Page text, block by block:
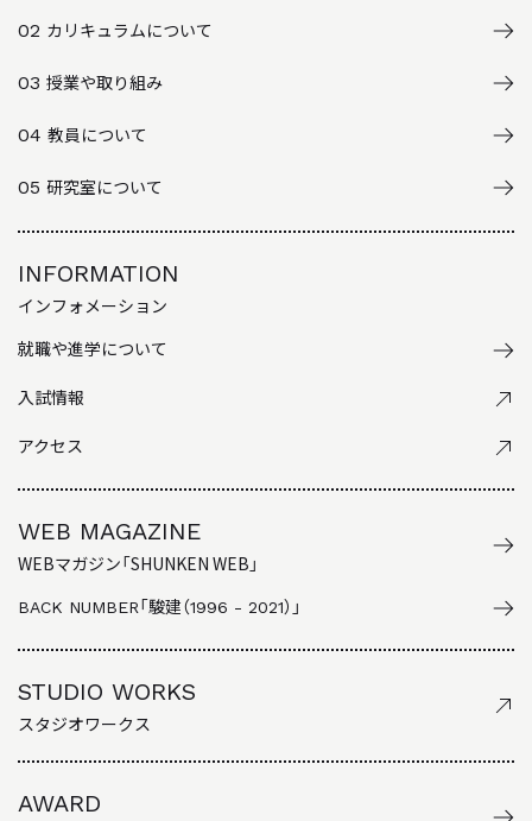
02 カリキュラムについて
03 授業や取り組み
04 教員について
05 研究室について
INFORMATION
インフォメーション
就職や進学について
入試情報
アクセス
WEB MAGAZINE
WEBマガジン「SHUNKEN WEB」
BACK NUMBER「駿建（1996 - 2021）」
STUDIO WORKS
スタジオワークス
AWARD